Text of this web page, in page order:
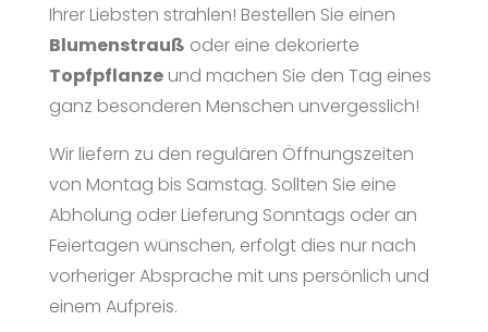
Ihrer Liebsten strahlen! Bestellen Sie einen
Blumenstrauß oder eine dekorierte
Topfpflanzeund machen Sie den Tag eines
ganz besonderen Menschen unvergesslich!
Wir liefern zu den regulären Öffnungszeiten
von Montag bis Samstag. Sollten Sie eine
Abholung oder Lieferung Sonntags oder an
Feiertagen wünschen, erfolgt dies nur nach
vorheriger Absprache mit uns persönlich und
einem Aufpreis.